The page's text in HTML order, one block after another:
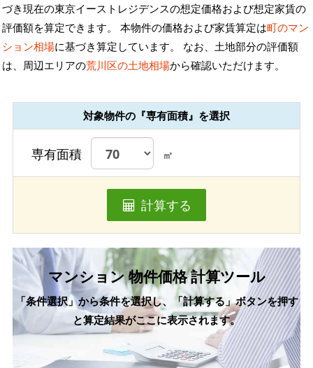
づき現在の東京イーストレジデンスの想定価格および想定家賃の
評価額を算定できます。 本物件の価格および家賃算定は町のマン
ション相場に基づき算定しています。 なお、土地部分の評価額
は、周辺エリアの荒川区の土地相場から確認いただけます。
対象物件の『専有面積』を選択
専有面積 ㎡
計算する
マンション 物件価格 計算ツール
「条件選択」から条件を選択し、「計算する」ボタンを押す
と算定結果がここに表示されます。